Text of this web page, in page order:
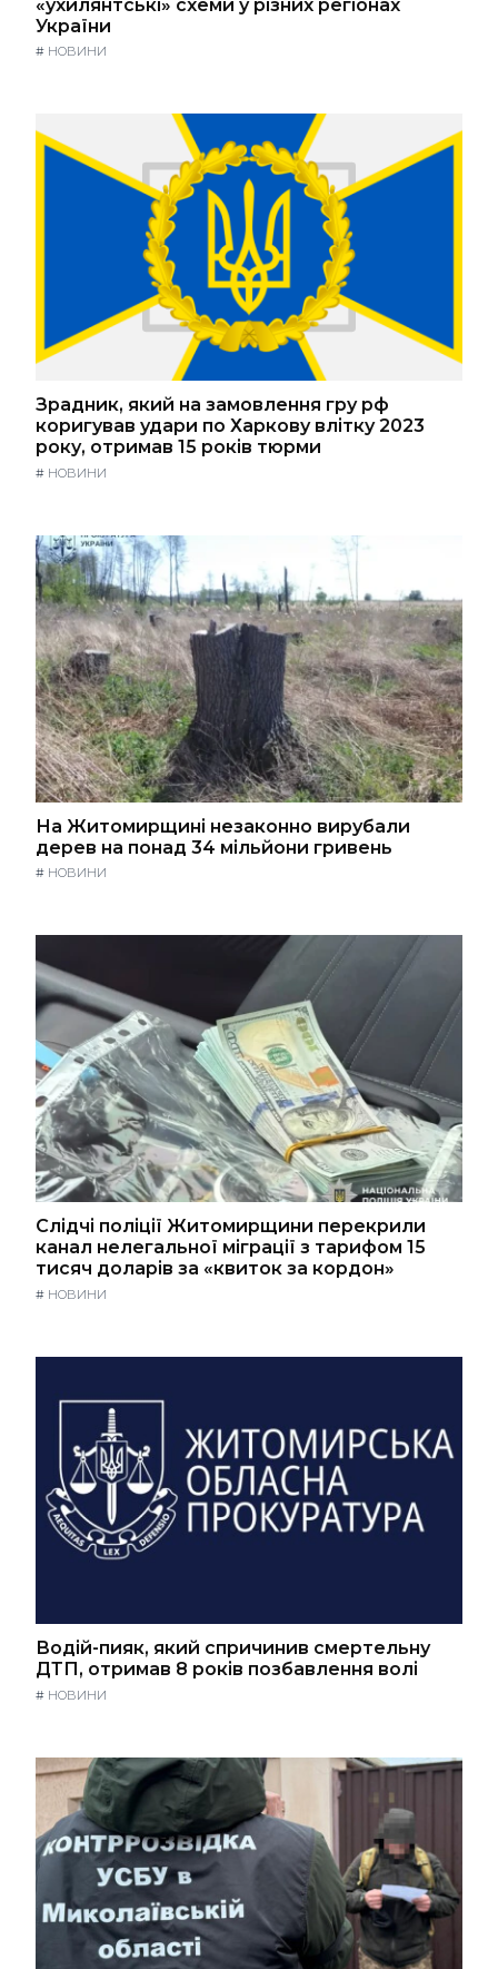
«ухилянтські» схеми у різних регіонах
України
# НОВИНИ
Зрадник, який на замовлення гру рф
коригував удари по Харкову влітку 2023
року, отримав 15 років тюрми
# НОВИНИ
На Житомирщині незаконно вирубали
дерев на понад 34 мільйони гривень
# НОВИНИ
Слідчі поліції Житомирщини перекрили
канал нелегальної міграції з тарифом 15
тисяч доларів за «квиток за кордон»
# НОВИНИ
Водій-пияк, який спричинив смертельну
ДТП, отримав 8 років позбавлення волі
# НОВИНИ